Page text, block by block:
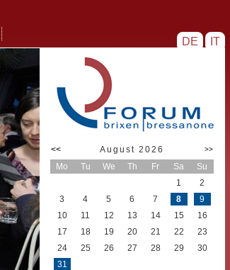
DE IT
<< August 2026 >>
Mo Tu We Th Fr Sa
Su
1
2
3
4 5 6 7 8
9
10
11 12 13 14 15
16
17
18 19 20 21 22
23
24
25 26 27 28 29
30
31